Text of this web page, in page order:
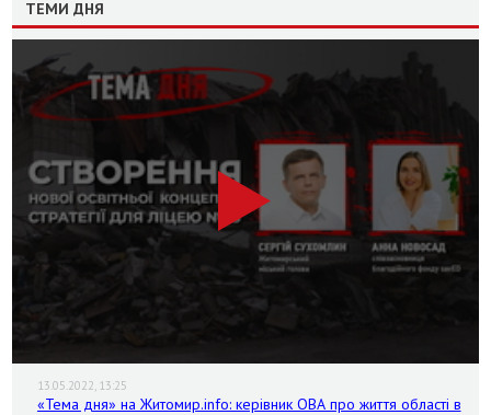
ТЕМИ ДНЯ
13.05.2022, 13:25
«Тема дня» на Житомир.info: керівник ОВА про життя області в